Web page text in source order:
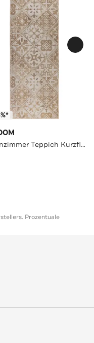
Wohnzimmer Teppich Kurzflorteppich Pyron 725 60 x 180 cm in beige
Prozentuale